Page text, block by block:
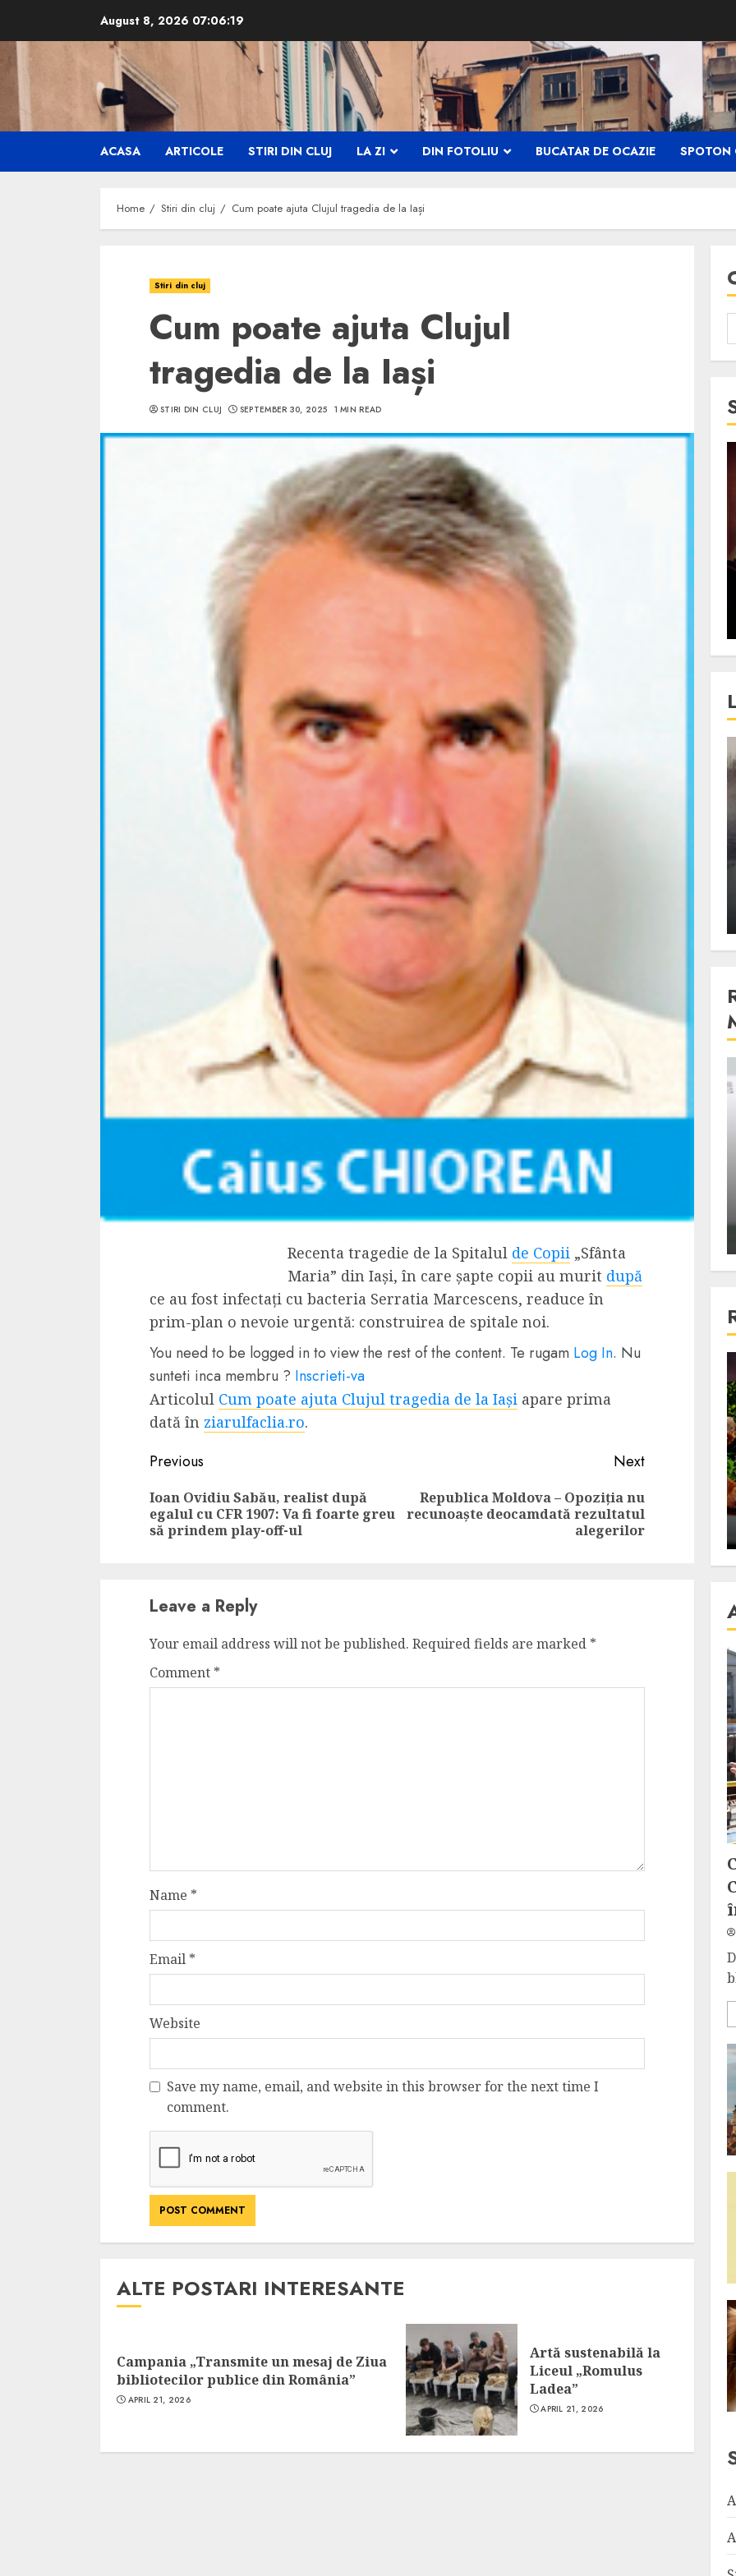
content
August 8, 2026 07:06:20
ACASA ARTICOLE STIRI DIN CLUJ LA ZI DIN FOTOLIU BUCATAR DE OCAZIE SPOTON
Home Stiri din cluj Cum poate ajuta Clujul tragedia de la Iași
Stiri din cluj
Cum poate ajuta Clujul
tragedia de la Iași
STIRI DIN CLUJ SEPTEMBER 30, 2025 1 MIN READ
Recenta tragedie de la Spitalul de Copii „Sfânta
Maria” din Iași, în care șapte copii au murit după
ce au fost infectați cu bacteria Serratia Marcescens, readuce în
prim-plan o nevoie urgentă: construirea de spitale noi.
You need to be logged in to view the rest of the content. Te rugam Log In. Nu
sunteti inca membru ? Inscrieti-va
Articolul Cum poate ajuta Clujul tragedia de la Iași apare prima
dată în ziarulfaclia.ro.
Continue
Reading
Previous
Previous
Ioan Ovidiu Sabău, realist după
egalul cu CFR 1907: Va fi foarte greu
să prindem play-off-ul
Next
Next
Republica Moldova – Opoziția nu
recunoaște deocamdată rezultatul
alegerilor
Leave a Reply
Your email address will not be published. Required fields are marked *
Comment *
Name *
Email *
Website
Save my name, email, and website in this browser for the next time I
comment.
ALTE POSTARI INTERESANTE
Campania „Transmite un mesaj de Ziua
bibliotecilor publice din România”
APRIL 21, 2026
Artă sustenabilă la
Liceul „Romulus
Ladea”
APRIL 21, 2026
Ce poti vizita in jurul
Clujului cand te afli intr-un
weekend prelungit in
“Orasul Comoara”?
SpotOn Cluj
Festivalurile Clujului. De
ce atrage Clujul tinerii si
pe cei mai in varsta an de
an?
4 min read
La zi
Razboiul din Gaza, scanteia
fatala pentru Orientul
Mijlociu?
ALEXANDRU S. NOVEMBER 1, 2023
3 min read
si ea la evaporarea apei in
natura
3 min read
Dungeons & Dragons:
Onoare printre hoti, un
film ca un joc care te
cucereste de la primele
cadre
4 min read
Din fotoliu
The Killer, un film care nu a
reusit sa se ridice la
nivelul asteptarilor
publicului si criticilor
4 min read
cu piept de curcan
ALEXANDRU S.
3 retete delicioase in care
incontestabila
NOVEMBER 29, 2023